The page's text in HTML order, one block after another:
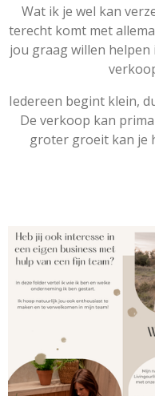
Wat ik je wel kan
terecht komt met
jou graag willen
Iedereen begint klein,
De verkoop kan
groter groeit kan je